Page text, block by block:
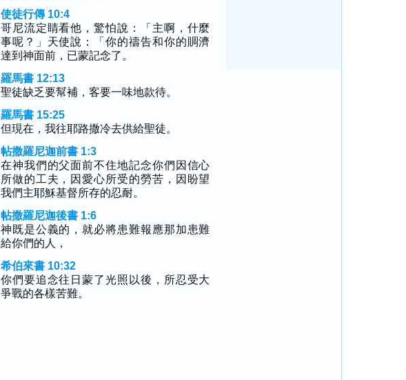
使徒行傳 10:4
哥尼流定睛看他，驚怕說：「主啊，什麼
事呢？」天使說：「你的禱告和你的賙濟
達到神面前，已蒙記念了。
羅馬書 12:13
聖徒缺乏要幫補，客要一味地款待。
羅馬書 15:25
但現在，我往耶路撒冷去供給聖徒。
帖撒羅尼迦前書 1:3
在神我們的父面前不住地記念你們因信心
所做的工夫，因愛心所受的勞苦，因盼望
我們主耶穌基督所存的忍耐。
帖撒羅尼迦後書 1:6
神既是公義的，就必將患難報應那加患難
給你們的人，
希伯來書 10:32
你們要追念往日蒙了光照以後，所忍受大
爭戰的各樣苦難。